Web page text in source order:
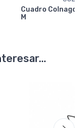
Cuadro Colnago
M